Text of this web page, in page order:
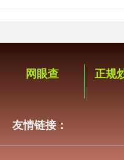
网眼查
正规
友情链接：